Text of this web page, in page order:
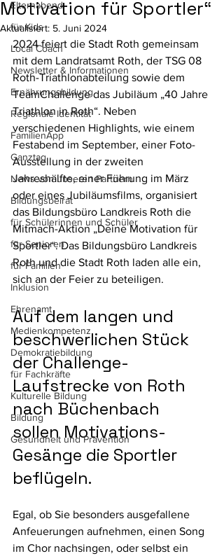
Elternabend
für Kids
Local Coach
Newsletter & Informationen
Ernährungsbildung
Regionale Identität
FamilienApp
Ganztag
News von unseren Partnern
Bildungsbeirat
für Schülerinnen und Schüler
für Senioren
für Familien
Inklusion
Ehrenamt
Medienkompetenz
Demokratiebildung
für Fachkräfte
Kulturelle Bildung
Bildung
Gesundheit und Prävention
Motivation für Sportler“
Aktualisiert: 5. Juni 2024
2024 feiert die Stadt Roth gemeinsam
mit dem Landratsamt Roth, der TSG 08
Roth-Triathlonabteilung sowie dem
TeamChallenge das Jubiläum „40 Jahre
Triathlon in Roth“. Neben
verschiedenen Highlights, wie einem
Festabend im September, einer Foto-
Ausstellung in der zweiten
Jahreshälfte, einer Führung im März
oder eines Jubiläumsfilms, organisiert
das Bildungsbüro Landkreis Roth die
Mitmach-Aktion „Deine Motivation für
Sportler“. Das Bildungsbüro Landkreis
Roth und die Stadt Roth laden alle ein,
sich an der Feier zu beteiligen.
Auf dem langen und
beschwerlichen Stück
der Challenge-
Laufstrecke von Roth
nach Büchenbach
sollen Motivations-
Gesänge die Sportler
beflügeln.
Egal, ob Sie besonders ausgefallene
Anfeuerungen aufnehmen, einen Song
im Chor nachsingen, oder selbst ein